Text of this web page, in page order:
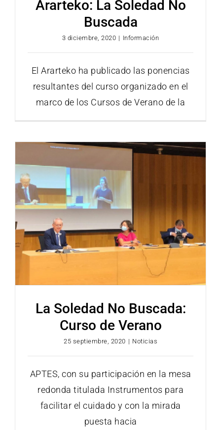
Ararteko: La Soledad No
Buscada
3 diciembre, 2020 | Información
El Ararteko ha publicado las ponencias
resultantes del curso organizado en el
marco de los Cursos de Verano de la
La Soledad No Buscada:
Curso de Verano
25 septiembre, 2020 | Noticias
APTES, con su participación en la mesa
redonda titulada Instrumentos para
facilitar el cuidado y con la mirada
puesta hacia